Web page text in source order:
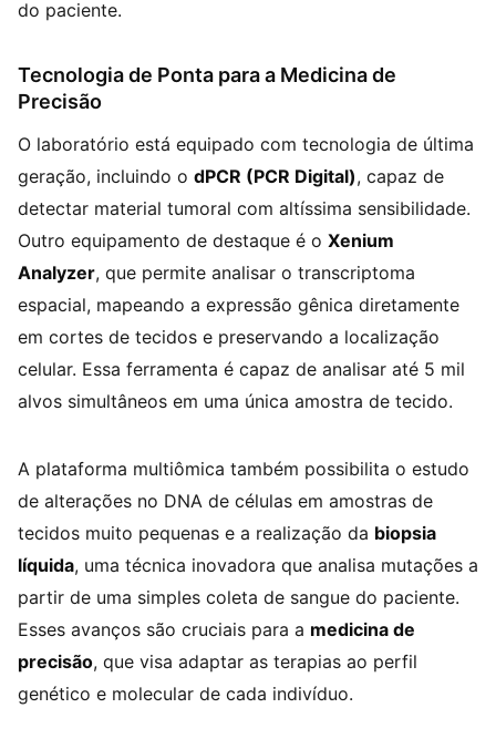
do paciente.
Tecnologia de Ponta para a Medicina de
Precisão
O laboratório está equipado com tecnologia de última
geração, incluindo o dPCR (PCR Digital), capaz de
detectar material tumoral com altíssima sensibilidade.
Outro equipamento de destaque é o Xenium
Analyzer, que permite analisar o transcriptoma
espacial, mapeando a expressão gênica diretamente
em cortes de tecidos e preservando a localização
celular. Essa ferramenta é capaz de analisar até 5 mil
alvos simultâneos em uma única amostra de tecido.
A plataforma multiômica também possibilita o estudo
de alterações no DNA de células em amostras de
tecidos muito pequenas e a realização da biopsia
líquida, uma técnica inovadora que analisa mutações a
partir de uma simples coleta de sangue do paciente.
Esses avanços são cruciais para a medicina de
precisão, que visa adaptar as terapias ao perfil
genético e molecular de cada indivíduo.